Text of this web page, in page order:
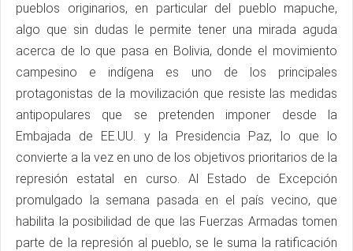
pueblos originarios, en particular del pueblo mapuche,
algo que sin dudas le permite tener una mirada aguda
acerca de lo que pasa en Bolivia, donde el movimiento
campesino e indígena es uno de los principales
protagonistas de la movilización que resiste las medidas
antipopulares que se pretenden imponer desde la
Embajada de EE.UU. y la Presidencia Paz, lo que lo
convierte a la vez en uno de los objetivos prioritarios de la
represión estatal en curso. Al Estado de Excepción
promulgado la semana pasada en el país vecino, que
habilita la posibilidad de que las Fuerzas Armadas tomen
parte de la represión al pueblo, se le suma la ratificación